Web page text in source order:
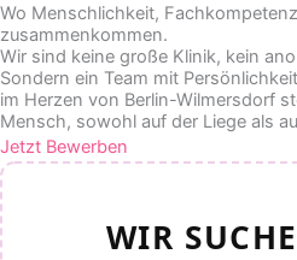
Wo Menschlichkeit,
zusammenkommen.
Wir sind keine große Klinik, kein
Sondern ein Team mit
im Herzen von Berlin-Wilmersdorf
Mensch, sowohl auf der Liege als
Jetzt Bewerben
WIR